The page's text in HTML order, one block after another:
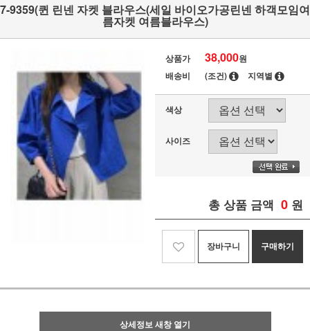
7-9359(퀸 린넨 자켓 블라우스(세일 바이오가공린넨 하객모임여
름자켓 여름블라우스)
상품가 38,000원
배송비
(조건) 지역별
색상
사이즈
총 상품 금액 0 원
장바구니 구매하기
상세정보 새창 열기